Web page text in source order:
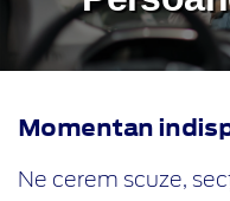
Momentan
Ne cerem scuze,